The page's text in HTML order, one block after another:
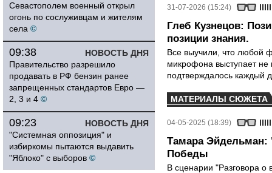
Севастополем военный открыл
огонь по сослуживцам и жителям
села ©
НОВОСТЬ ДНЯ
09:38
Правительство разрешило
продавать в РФ бензин ранее
запрещенных стандартов Евро —
2, 3 и 4 ©
НОВОСТЬ ДНЯ
09:23
"Системная оппозиция" и
избиркомы пытаются выдавить
"Яблоко" с выборов ©
31-07-2026 (15:24)
Глеб Кузнецов:
позиции знания.
Все выучили, что любой
микрофона выступает не
подтверждалось каждый
МАТЕРИАЛЫ СЮЖЕТА
04-05-2025 (18:39)
Тамара Эйдельман:
Победы
В сценарии "Разговора о